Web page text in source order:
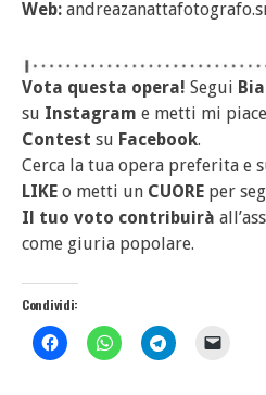
Web:
Vota questa opera! Segui
su Instagram e metti mi
Contest su Facebook.
Cerca la tua opera preferita e
LIKE o metti un CUORE per
Il tuo voto contribuirà
come giuria popolare.
Condividi: